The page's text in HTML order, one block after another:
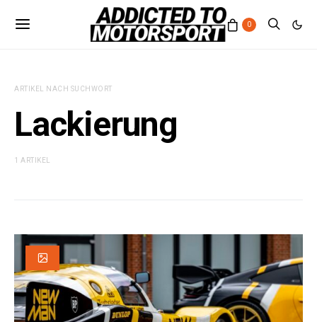
0
ARTIKEL NACH SUCHWORT
Lackierung
1 ARTIKEL